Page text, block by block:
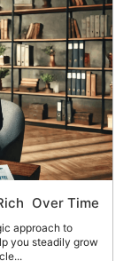
Over Time
approach to
you steadily grow